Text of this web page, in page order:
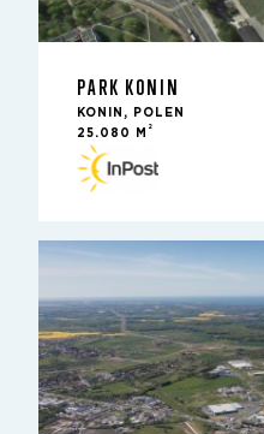
PARK KONIN
KONIN, POLEN
25.080 M
2